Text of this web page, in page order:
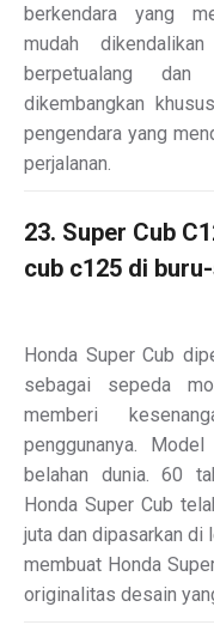
berkendara yang
mudah
berpetualang
dikembangkan
pengendara yang
perjalanan.
23. Super Cub
cub c125 di
Honda Super Cub
sebagai sepeda
memberi
penggunanya.
belahan dunia. 60
Honda Super Cub
juta dan dipasarkan di
membuat Honda
originalitas desain